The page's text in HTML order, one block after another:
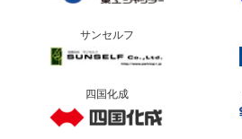
サンセルフ
四国化成